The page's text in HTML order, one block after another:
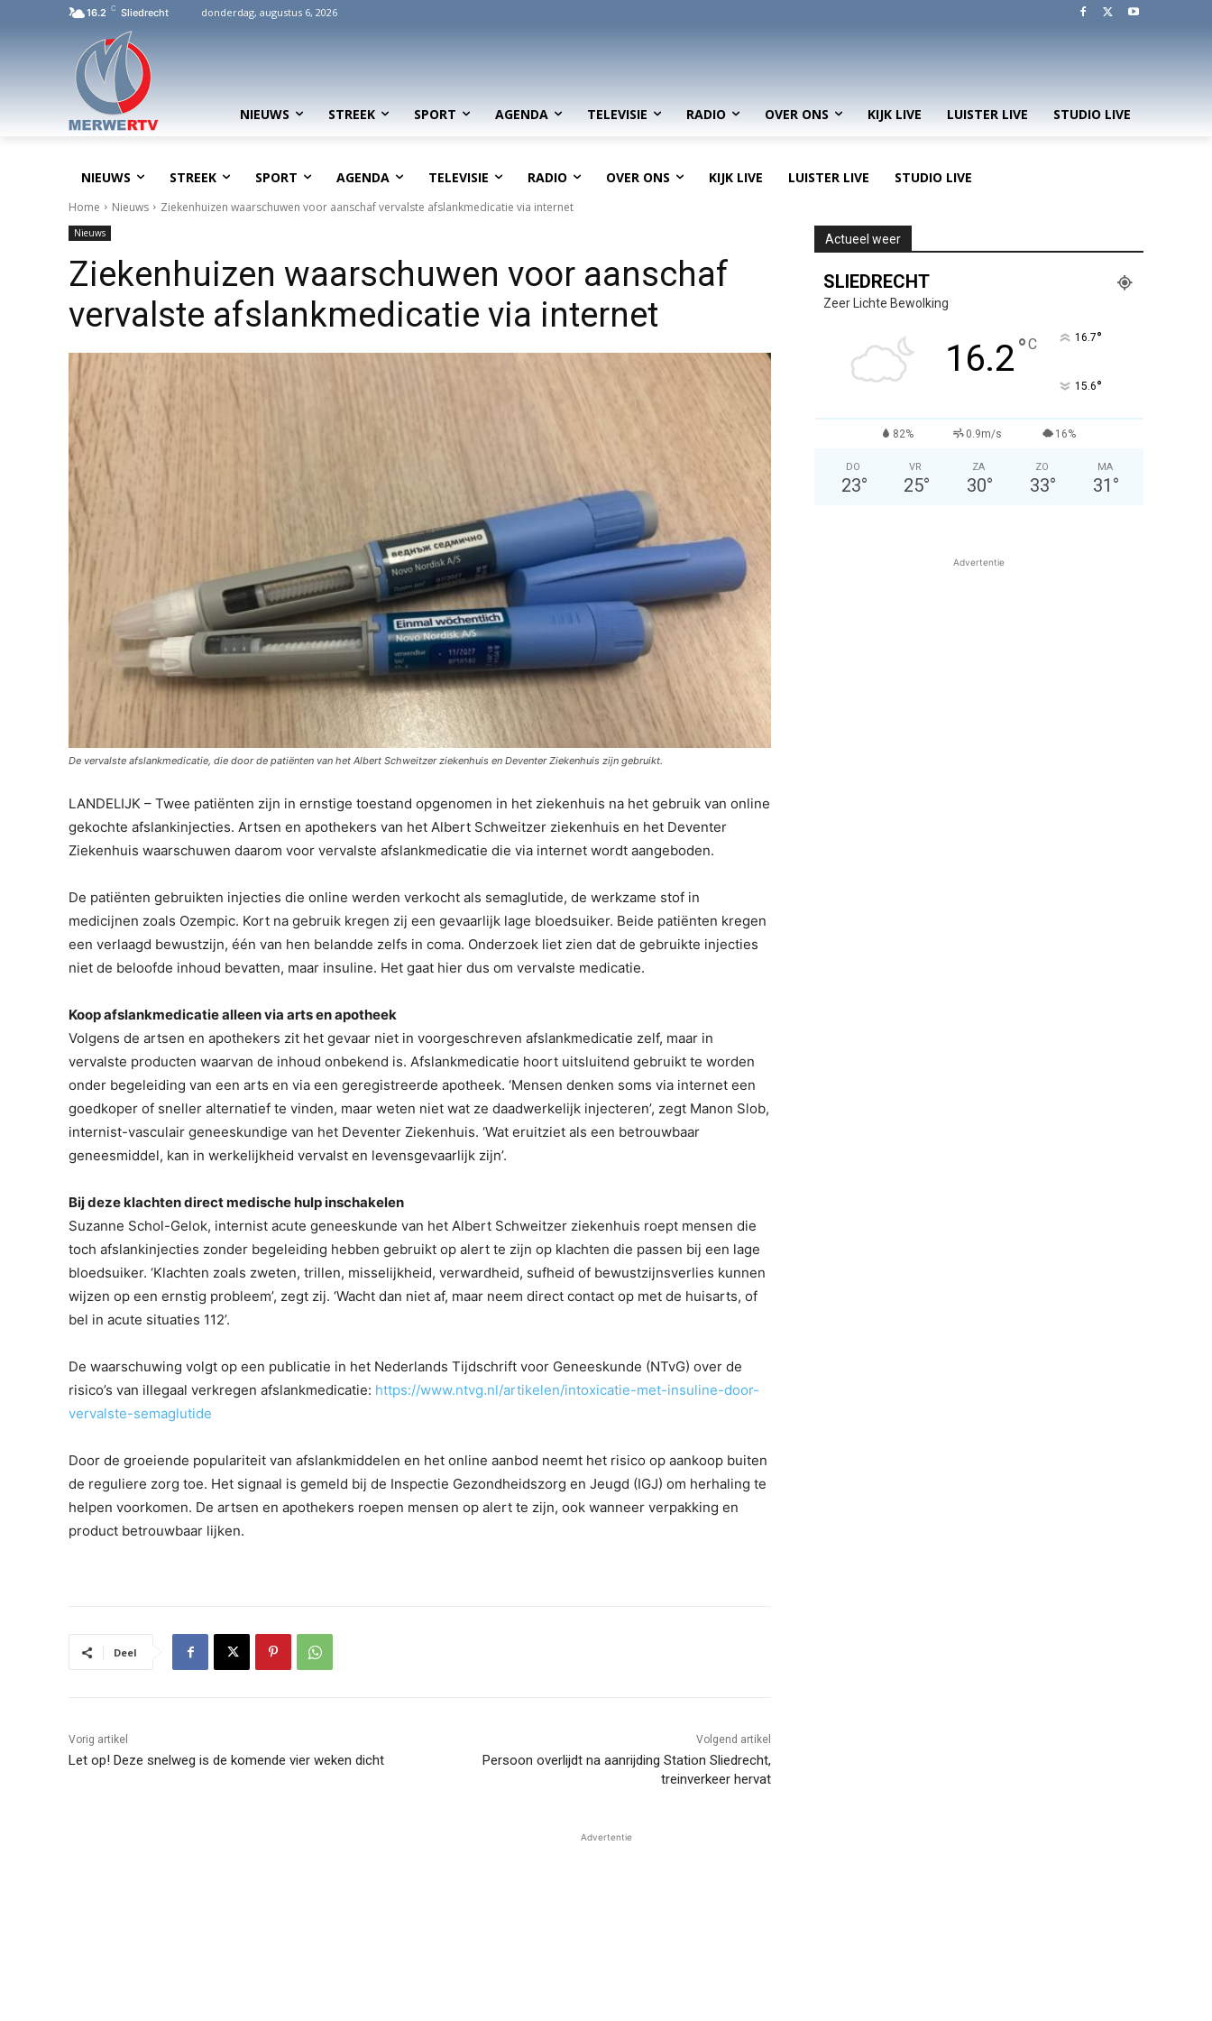
16.2 C Sliedrecht donderdag, augustus 6, 2026
NIEUWS STREEK SPORT AGENDA TELEVISIE RADIO OVER ONS KIJK LIVE LUISTER LIVE STUDIO LIVE
NIEUWS STREEK SPORT AGENDA TELEVISIE RADIO OVER ONS KIJK LIVE LUISTER LIVE STUDIO LIVE
Home Nieuws Ziekenhuizen waarschuwen voor aanschaf vervalste afslankmedicatie via internet
Nieuws
Ziekenhuizen waarschuwen voor aanschaf
vervalste afslankmedicatie via internet
De vervalste afslankmedicatie, die door de patiënten van het Albert Schweitzer ziekenhuis en Deventer Ziekenhuis zijn gebruikt.
LANDELIJK – Twee patiënten zijn in ernstige toestand opgenomen in het ziekenhuis na het gebruik van online
gekochte afslankinjecties. Artsen en apothekers van het Albert Schweitzer ziekenhuis en het Deventer
Ziekenhuis waarschuwen daarom voor vervalste afslankmedicatie die via internet wordt aangeboden.
De patiënten gebruikten injecties die online werden verkocht als semaglutide, de werkzame stof in
medicijnen zoals Ozempic. Kort na gebruik kregen zij een gevaarlijk lage bloedsuiker. Beide patiënten kregen
een verlaagd bewustzijn, één van hen belandde zelfs in coma. Onderzoek liet zien dat de gebruikte injecties
niet de beloofde inhoud bevatten, maar insuline. Het gaat hier dus om vervalste medicatie.
Koop afslankmedicatie alleen via arts en apotheek
Volgens de artsen en apothekers zit het gevaar niet in voorgeschreven afslankmedicatie zelf, maar in
vervalste producten waarvan de inhoud onbekend is. Afslankmedicatie hoort uitsluitend gebruikt te worden
onder begeleiding van een arts en via een geregistreerde apotheek. ‘Mensen denken soms via internet een
goedkoper of sneller alternatief te vinden, maar weten niet wat ze daadwerkelijk injecteren’, zegt Manon Slob,
internist-vasculair geneeskundige van het Deventer Ziekenhuis. ‘Wat eruitziet als een betrouwbaar
geneesmiddel, kan in werkelijkheid vervalst en levensgevaarlijk zijn’.
Bij deze klachten direct medische hulp inschakelen
Suzanne Schol-Gelok, internist acute geneeskunde van het Albert Schweitzer ziekenhuis roept mensen die
toch afslankinjecties zonder begeleiding hebben gebruikt op alert te zijn op klachten die passen bij een lage
bloedsuiker. ‘Klachten zoals zweten, trillen, misselijkheid, verwardheid, sufheid of bewustzijnsverlies kunnen
wijzen op een ernstig probleem’, zegt zij. ‘Wacht dan niet af, maar neem direct contact op met de huisarts, of
bel in acute situaties 112’.
De waarschuwing volgt op een publicatie in het Nederlands Tijdschrift voor Geneeskunde (NTvG) over de
risico’s van illegaal verkregen afslankmedicatie: https://www.ntvg.nl/artikelen/intoxicatie-met-insuline-door-
vervalste-semaglutide
Door de groeiende populariteit van afslankmiddelen en het online aanbod neemt het risico op aankoop buiten
de reguliere zorg toe. Het signaal is gemeld bij de Inspectie Gezondheidszorg en Jeugd (IGJ) om herhaling te
helpen voorkomen. De artsen en apothekers roepen mensen op alert te zijn, ook wanneer verpakking en
product betrouwbaar lijken.
Deel
Vorig artikel
Let op! Deze snelweg is de komende vier weken dicht
Volgend artikel
Persoon overlijdt na aanrijding Station Sliedrecht,
treinverkeer hervat
Actueel weer
SLIEDRECHT
Zeer Lichte Bewolking
16.2°C 16.7°
15.6°
82% 0.9m/s 16%
DO
23°
VR
25°
ZA
30°
ZO
33°
MA
31 °
Advertentie
Advertentie